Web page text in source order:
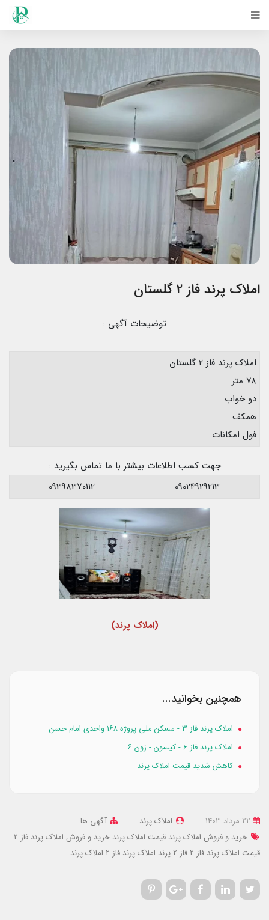
املاک پرند فاز ۲ گلستان
توضیحات آگهی :
املاک پرند فاز ۲ گلستان
۷۸ متر
دو خواب
همکف
فول امکانات
‌جهت کسب اطلاعات بیشتر با ما تماس بگیرید :
09024929213
09398370112
(املاک پرند)
همچنین بخوانید...
املاک پرند فاز 3 - مسکن ملی پروژه ۱۶۸ واحدی امام حسن
املاک پرند فاز 6 - کیسون - زون ۶
کاهش شدید قیمت املاک پرند
املاک پرند
آگهی ها
خرید و فروش املاک پرند قیمت املاک پرند خرید و فروش املاک پرند فاز 2
قیمت املاک پرند فاز 2
فاز 2 پرند املاک پرند فاز 2 املاک پرند